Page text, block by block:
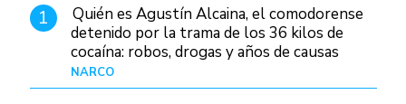
1
Quién es Agustín Alcaina, el comodorense
detenido por la trama de los 36 kilos de
cocaína: robos, drogas y años de causas
judiciales
NARCO